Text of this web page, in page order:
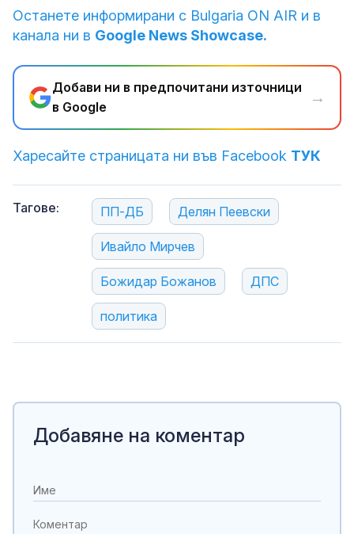
Останете информирани с Bulgaria ON AIR и в
канала ни в Google News Showcase.
Добави ни в предпочитани източници
в Google
→
Харесайте страницата ни във Facebook ТУК
Тагове: ПП-ДБ Делян Пеевски
Ивайло Мирчев
Божидар Божанов ДПС
политика
Добавяне на коментар